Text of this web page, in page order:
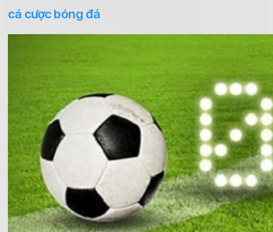
cá cược bóng đá